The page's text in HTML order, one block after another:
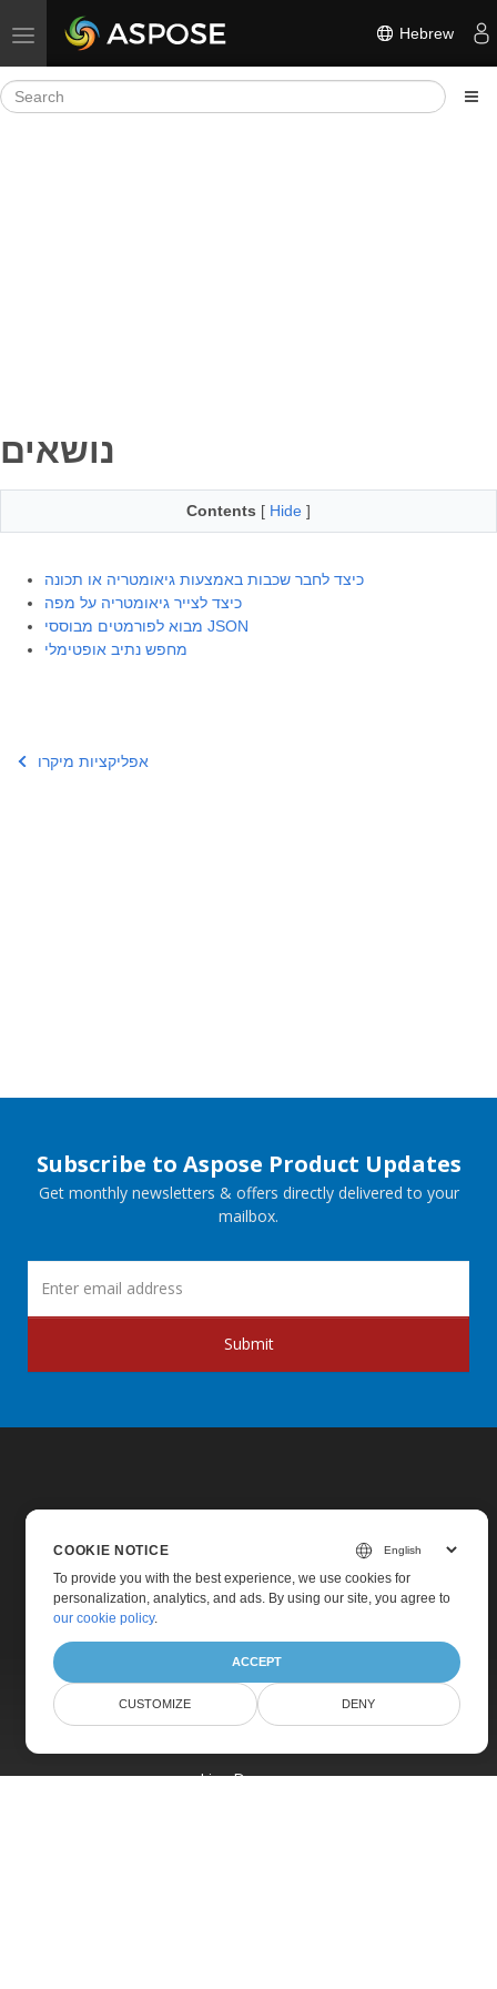
Toggle navigation Hebrew
נושאים
Contents [ Hide ]
כיצד לחבר שכבות באמצעות גיאומטריה או תכונה
כיצד לצייר גיאומטריה על מפה
מבוא לפורמטים מבוססי JSON
מחפש נתיב אופטימלי
אפליקציות מיקרו
Subscribe to Aspose Product Updates
Get monthly newsletters & offers directly delivered to your
mailbox.
Submit
Home
Products
Pricing
Live Demos
COOKIE NOTICE
To provide you with the best experience, we use cookies for
personalization, analytics, and ads. By using our site, you agree to
our cookie policy.
ACCEPT
CUSTOMIZE DENY